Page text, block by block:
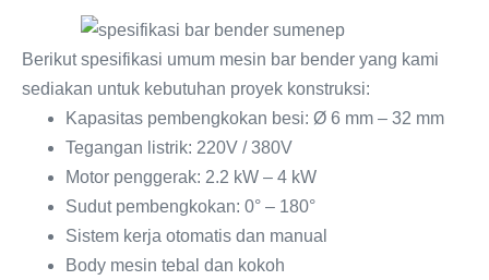
Berikut spesifikasi umum mesin bar bender yang kami
sediakan untuk kebutuhan proyek konstruksi:
Kapasitas pembengkokan besi: Ø 6 mm – 32 mm
Tegangan listrik: 220V / 380V
Motor penggerak: 2.2 kW – 4 kW
Sudut pembengkokan: 0° – 180°
Sistem kerja otomatis dan manual
Body mesin tebal dan kokoh